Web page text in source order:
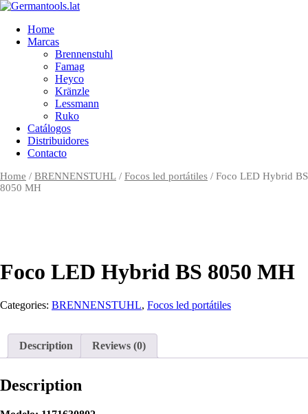
Skip
contentHome
Marcas
Brennenstuhl
Famag
Heyco
Kränzle
Lessmann
Ruko
Catálogos
Distribuidores
Contacto
Home / BRENNENSTUHL / Focos led portátiles / Foco LED Hybrid BS
8050 MH
Foco LED Hybrid BS 8050 MH
Categories: BRENNENSTUHL, Focos led portátiles
Description Reviews (0)
Description